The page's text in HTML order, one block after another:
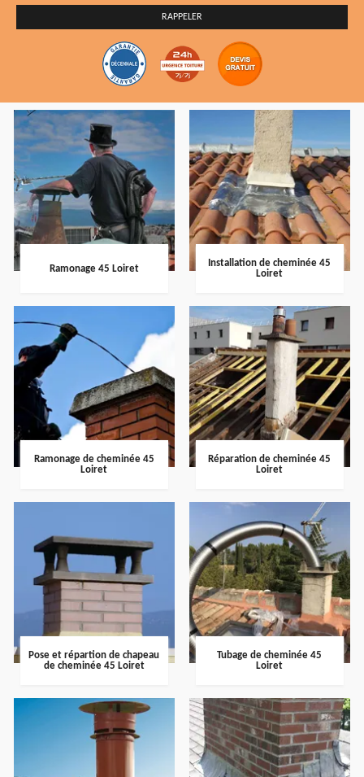
Ramonage 45 Loiret
Installation de cheminée 45
Loiret
Ramonage de cheminée 45
Loiret
Réparation de cheminée 45
Loiret
Pose et répartion de chapeau
de cheminée 45 Loiret
Tubage de cheminée 45
Loiret